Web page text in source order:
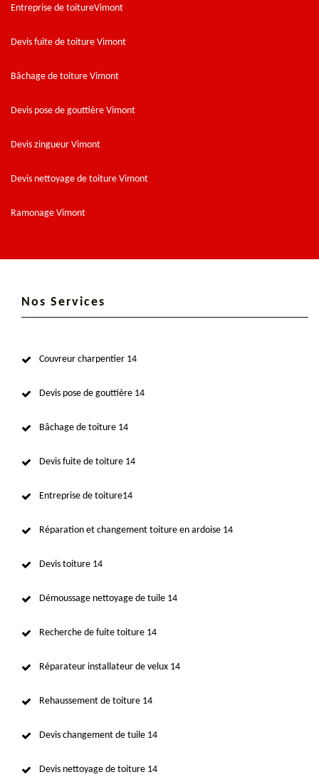
Entreprise de toitureVimont
Devis fuite de toiture Vimont
Bâchage de toiture Vimont
Devis pose de gouttière Vimont
Devis zingueur Vimont
Devis nettoyage de toiture Vimont
Ramonage Vimont
Nos Services
Couvreur charpentier 14
Devis pose de gouttière 14
Bâchage de toiture 14
Devis fuite de toiture 14
Entreprise de toiture14
Réparation et changement toiture en ardoise 14
Devis toiture 14
Démoussage nettoyage de tuile 14
Recherche de fuite toiture 14
Réparateur installateur de velux 14
Rehaussement de toiture 14
Devis changement de tuile 14
Devis nettoyage de toiture 14